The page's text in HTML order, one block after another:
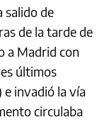
salido de
de la tarde de
a Madrid con
últimos
e invadió la vía
circulaba